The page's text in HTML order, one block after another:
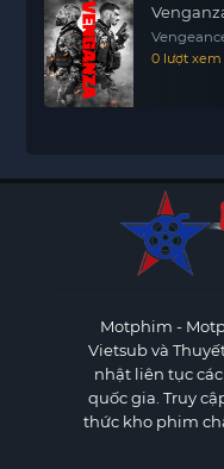
0 lượt xem
Motphim -
Vietsub và
nhật liên tục
quốc gia. Truy
thức kho phim